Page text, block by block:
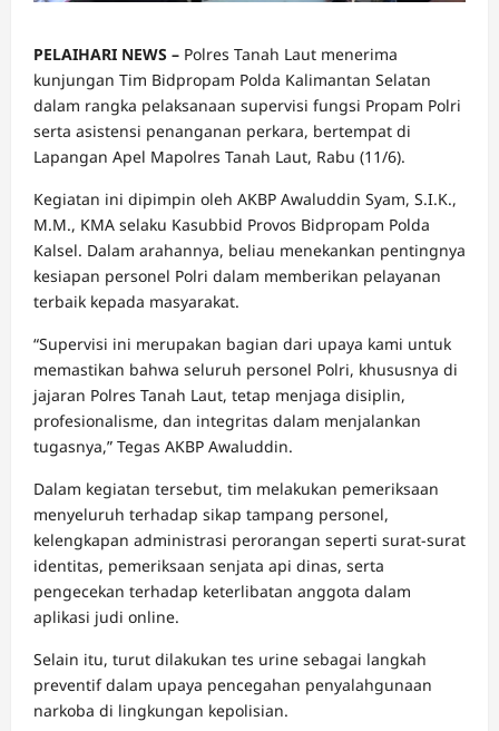
PELAIHARI NEWS – Polres Tanah Laut menerima
kunjungan Tim Bidpropam Polda Kalimantan Selatan
dalam rangka pelaksanaan supervisi fungsi Propam Polri
serta asistensi penanganan perkara, bertempat di
Lapangan Apel Mapolres Tanah Laut, Rabu (11/6).
Kegiatan ini dipimpin oleh AKBP Awaluddin Syam, S.I.K.,
M.M., KMA selaku Kasubbid Provos Bidpropam Polda
Kalsel. Dalam arahannya, beliau menekankan pentingnya
kesiapan personel Polri dalam memberikan pelayanan
terbaik kepada masyarakat.
“Supervisi ini merupakan bagian dari upaya kami untuk
memastikan bahwa seluruh personel Polri, khususnya di
jajaran Polres Tanah Laut, tetap menjaga disiplin,
profesionalisme, dan integritas dalam menjalankan
tugasnya,” Tegas AKBP Awaluddin.
Dalam kegiatan tersebut, tim melakukan pemeriksaan
menyeluruh terhadap sikap tampang personel,
kelengkapan administrasi perorangan seperti surat-surat
identitas, pemeriksaan senjata api dinas, serta
pengecekan terhadap keterlibatan anggota dalam
aplikasi judi online.
Selain itu, turut dilakukan tes urine sebagai langkah
preventif dalam upaya pencegahan penyalahgunaan
narkoba di lingkungan kepolisian.